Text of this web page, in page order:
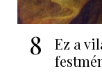
8
Ez a